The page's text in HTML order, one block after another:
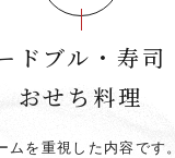
ドブル・寿司
おせち料理
ムを重視した内容です